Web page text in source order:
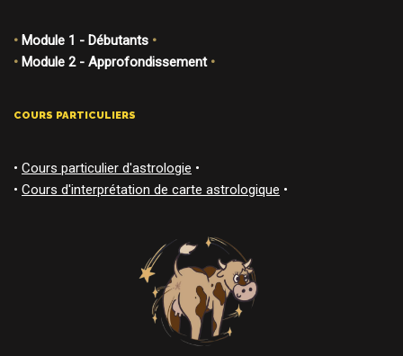
• Module 1 - Débutants •
• Module 2 - Approfondissement•
COURS PARTICULIERS
• Cours particulier d'astrologie •
• Cours d'interprétation de carte astrologique •